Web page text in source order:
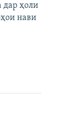
дар ҳоли
нави